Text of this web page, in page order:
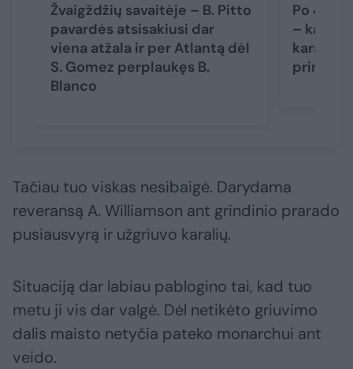
Žvaigždžių savaitėje – B. Pitto
pavardės atsisakiusi dar
viena atžala ir per Atlantą dėl
S. Gomez perplaukęs B.
Blanco
Po 4
–
princo
Tačiau tuo viskas nesibaigė. Darydama
reveransą A. Williamson ant grindinio prarado
pusiausvyrą ir užgriuvo karalių.
Situaciją dar labiau pablogino tai, kad tuo
metu ji vis dar valgė. Dėl netikėto griuvimo
dalis maisto netyčia pateko monarchui ant
veido.